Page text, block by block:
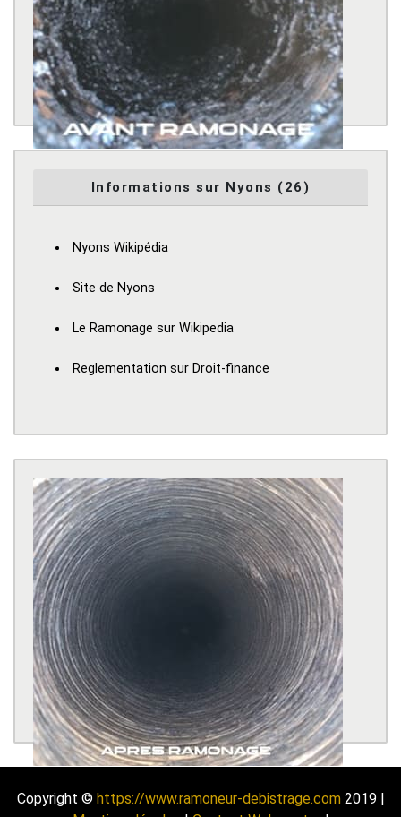
Informations sur Nyons (26)
Nyons Wikipédia
Site de Nyons
Le Ramonage sur Wikipedia
Reglementation sur Droit-finance
Copyright © https://www.ramoneur-debistrage.com2019 |